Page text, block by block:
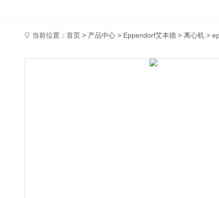
当前位置： 首页 > 产品中心 > Eppendorf艾本德 > 离心机 >